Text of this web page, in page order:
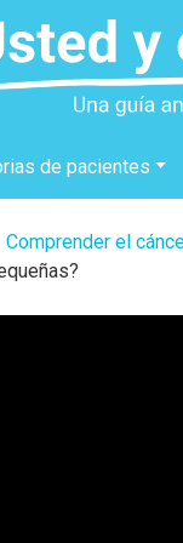
de pacientes
Comprender el